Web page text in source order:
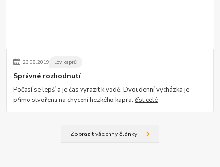
23.08.2019 Lov kaprů
Správné rozhodnutí
Počasí se lepší a je čas vyrazit k vodě. Dvoudenní vycházka je
přímo stvořena na chycení hezkého kapra.číst celé
Zobrazit všechny články